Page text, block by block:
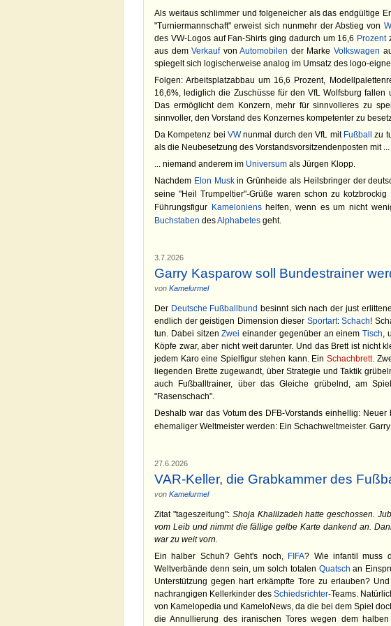
Als weitaus schlimmer und folgeneicher als das endgültige
"Turniermannschaft" erweist sich nunmehr der Abstieg von
des VW-Logos auf Fan-Shirts ging dadurch um 16,6 Prozent
aus demVerkaufvonAutomobilen der MarkeVolkswagen
spiegelt sich logischerweise analog im Umsatz des logo-
Folgen: Arbeitsplatzabbau um 16,6 Prozent,
16,6%, lediglich die Zuschüsse für den VfL Wolfsburg
Das ermöglicht dem Konzern, mehr für sinnvolleres zu
sinnvoller, den Vorstand des Konzernes kompetenter zu
Da Kompetenz bei VWnunmal durch den VfL mit Fußball
zu
als die Neubesetzung des Vorstandsvorsitzendenposten mit ...
... niemand anderem im Universum als Jürgen Klopp.
Nachdem Elon Muskin Grünheide als Heilsbringer der
seine "Heil Trumpeltier"-Grüße waren schon zu
Führungsfigur Kamelonienshelfen, wenn es um nicht
Buchstaben desAlphabetes geht.
3.7.2026
Garry Kasparow soll Bundestrainer
von Kamelurmel
Der Deutsche Fußballbund besinnt sich nach der just
endlich der geistigen Dimension dieser Sportart:Schach!
tun. Dabei sitzenZwei einander gegenüber an einemTisch,
Köpfe zwar, aber nicht weit darunter. Und das Brett ist nicht
jedem Karo eine Spielfigur stehen kann. Ein Schachbrett.
liegenden Brette zugewandt, über Strategie und Taktik
auch Fußballtrainer, über das Gleiche grübelnd, am
"Rasenschach".
Deshalb war das Votum des DFB-Vorstands einhellig:
ehemaliger Weltmeister werden: Ein Schachweltmeister.
27.6.2026
VAR-Keller, die Grabkammer des
von Kamelurmel
Zitat "tageszeitung": Shoja Khalilzadeh hatte geschossen.
vom Leib und nimmt die fällige gelbe Karte dankend an.
war zu weit vorn.
Ein halber Schuh? Geht's noch, FIFA? Wie infantil muss
Weltverbände denn sein, um solch totalen Quatsch an
Unterstützung gegen hart erkämpfte Tore zu erlauben?
nachrangigen Kellerkinder desSchiedsrichter-Teams.
von Kamelopedia und KameloNews, da die bei dem Spiel
die Annullierung des iranischen Tores wegen dem